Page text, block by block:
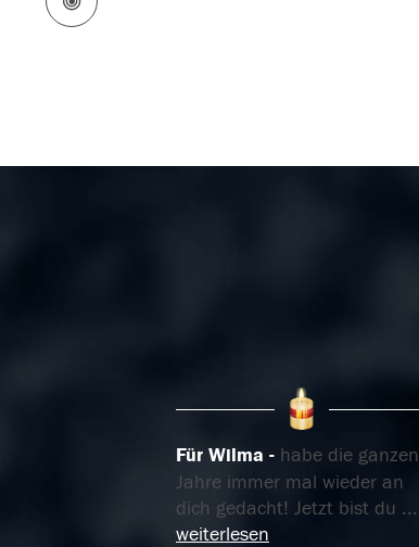
Für Wilma
habe die ganzen
Jahre immer mal wieder an
dich gedacht! Jetzt bist du ...
weiterlesen